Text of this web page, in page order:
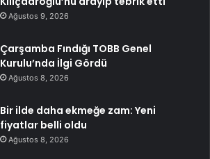
Ağustos 9, 2026
Çarşamba Fındığı TOBB Genel
Kurulu’nda İlgi Gördü
Ağustos 8, 2026
Bir ilde daha ekmeğe zam: Yeni
fiyatlar belli oldu
Ağustos 8, 2026